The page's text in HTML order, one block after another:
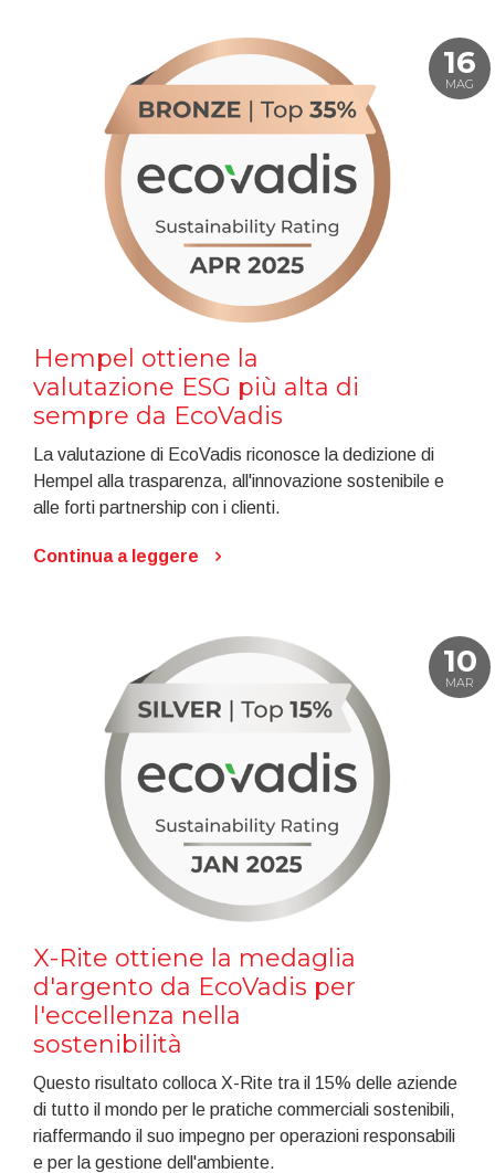
16
MAG
Hempel ottiene la
valutazione ESG più alta di
sempre da EcoVadis
La valutazione di EcoVadis riconosce la dedizione di
Hempel alla trasparenza, all'innovazione sostenibile e
alle forti partnership con i clienti.
Continua a leggere
10
MAR
X-Rite ottiene la medaglia
d'argento da EcoVadis per
l'eccellenza nella
sostenibilità
Questo risultato colloca X-Rite tra il 15% delle aziende
di tutto il mondo per le pratiche commerciali sostenibili,
riaffermando il suo impegno per operazioni responsabili
e per la gestione dell'ambiente.